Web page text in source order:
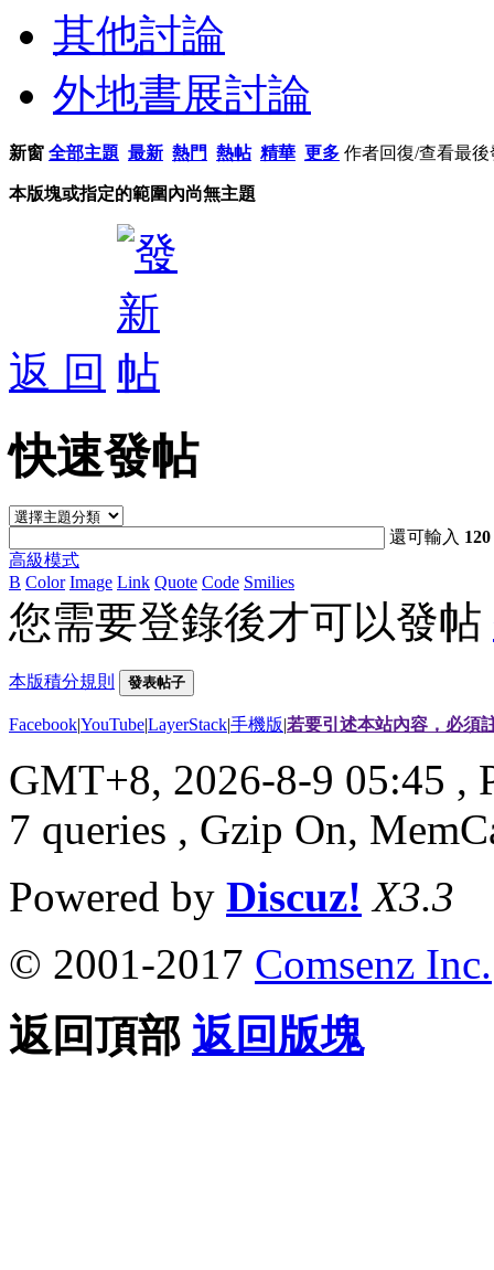
其他討論
外地書展討論
新窗 全部主題 最新 熱門 熱帖 精華 更多 作者回復/查看最後
本版塊或指定的範圍內尚無主題
返 回
快速發帖
還可輸入 120
高級模式
B Color Image Link Quote Code Smilies
您需要登錄後才可以發帖
本版積分規則 發表帖子
Facebook|YouTube|LayerStack|手機版|若要引述本站內容，必須
GMT+8, 2026-8-9 05:45 ,
7 queries , Gzip On,
Powered by Discuz! X3.3
© 2001-2017 Comsenz Inc.
返回頂部 返回版塊